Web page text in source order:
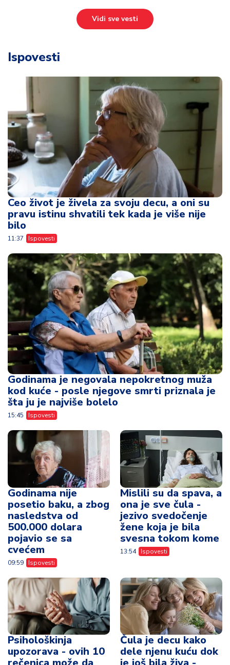
Vidi sve vesti
Ispovesti
Ceo život je živela za svoju decu, a oni su
pravu istinu shvatili tek kada je više nije
bilo
11:37 Ispovesti
Godinama je negovala nepokretnog muža
kod kuće - posle njegove smrti priznala je
šta ju je najviše bolelo
15:45 Ispovesti
Godinama nije
posetio baku, a zbog
nasledstva od
500.000 dolara
pojavio se sa
cvećem
09:59 Ispovesti
Mislili su da spava, a
ona je sve čula -
jezivo svedočenje
žene koja je bila
svesna tokom kome
13:54 Ispovesti
Psihološkinja
upozorava - ovih 10
Čula je decu kako
dele njenu kuću dok